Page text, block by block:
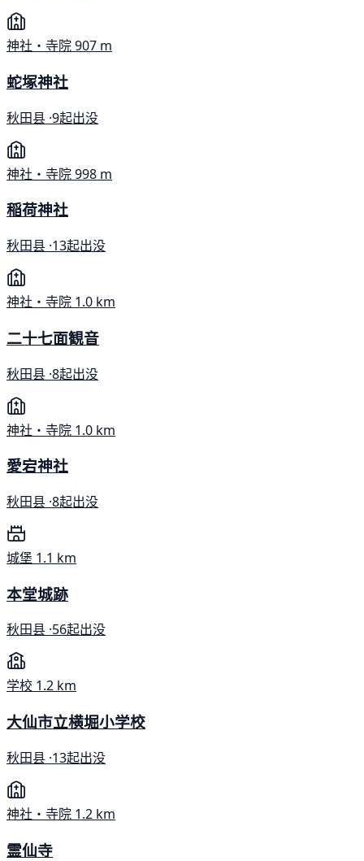
神社・寺院907 m
蛇塚神社
秋田县 ·9起出没
神社・寺院998 m
稲荷神社
秋田县 ·13起出没
神社・寺院 1.0 km
二十七面観音
秋田县 ·8起出没
神社・寺院 1.0 km
愛宕神社
秋田县 ·8起出没
城堡 1.1 km
本堂城跡
秋田县 ·56起出没
学校 1.2 km
大仙市立横堀小学校
秋田县 ·13起出没
神社・寺院 1.2 km
霊仙寺